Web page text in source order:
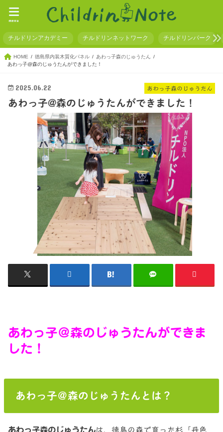
menu
チルドリンアカデミー チルドリンネットワーク チルドリンパーク
HOME 徳島県内装木質化パネル
あわっ子森のじゅうたん
あわっ子@森のじゅうたんができました！
あわっ子森のじゅうたん
2025.06.22
あわっ子@森のじゅうたんができました！
あわっ子＠森のじゅうたんができま
した！
あわっ子＠森のじゅうたんとは？
あわっ子森のじゅうたんは、徳島の森で育った杉「丹色